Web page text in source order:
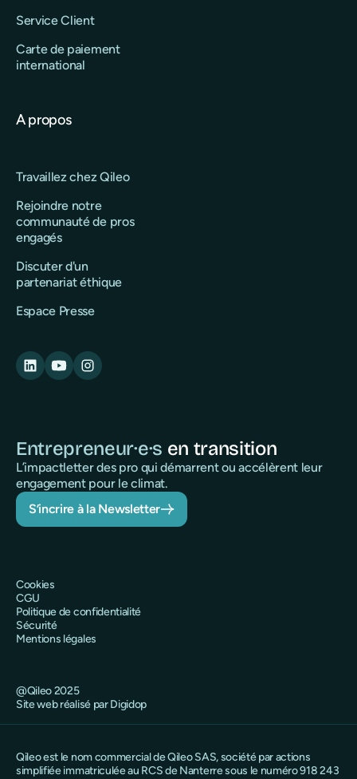
Service Client
Carte de paiement
international
A propos
Travaillez chez Qileo
Rejoindre notre
communauté de pros
engagés
Discuter d'un
partenariat éthique
Espace Presse
Entrepreneur·e·s en transition
L’impactletter des pro qui démarrent ou accélèrent leur
engagement pour le climat.
S’incrire à la Newsletter
@Qileo 2025
Site web réalisé par Digidop
Cookies
CGU
Politique de confidentialité
Sécurité
Mentions légales
Qileo est le nom commercial de Qileo SAS, société par actions
simplifiée immatriculée au RCS de Nanterre sous le numéro 918 243